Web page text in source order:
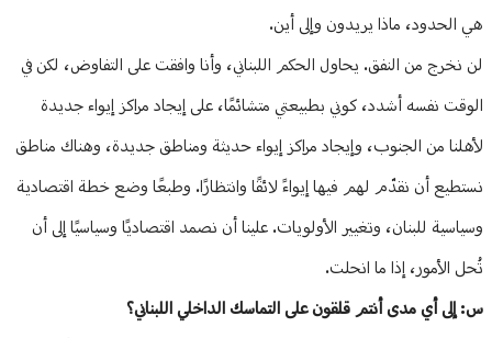
هي الحدود، ماذا يريدون وإلى أين.
لن نخرج من النفق. يحاول الحكم اللبناني، وأنا وافقت على التفاوض، لكن في
الوقت نفسه أشدد، كوني بطبيعتي متشائمًا، على إيجاد مراكز إيواء جديدة
لأهلنا من الجنوب، وإيجاد مراكز إيواء حديثة ومناطق جديدة، وهناك مناطق
نستطيع أن نقدّم لهم فيها إيواءً لائقًا وانتظارًا. وطبعًا وضع خطة اقتصادية
وسياسية للبنان، وتغيير الأولويات. علينا أن نصمد اقتصاديًا وسياسيًا إلى أن
تُحل الأمور، إذا ما انحلت.
س: إلى أي مدى أنتم قلقون على التماسك الداخلي اللبناني؟